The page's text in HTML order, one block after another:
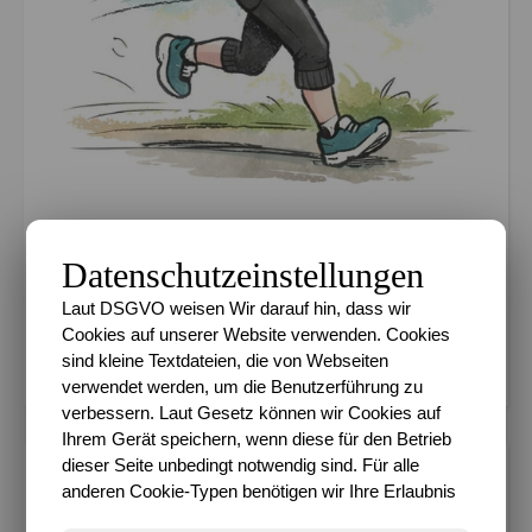
Km 2026 36.56%
Ziel 600 km in 2026
METADATEN
Datenschutzeinstellungen
Laut DSGVO weisen Wir darauf hin, dass wir
Cookies auf unserer Website verwenden. Cookies
sind kleine Textdateien, die von Webseiten
verwendet werden, um die Benutzerführung zu
verbessern. Laut Gesetz können wir Cookies auf
Ihrem Gerät speichern, wenn diese für den Betrieb
dieser Seite unbedingt notwendig sind. Für alle
anderen Cookie-Typen benötigen wir Ihre Erlaubnis